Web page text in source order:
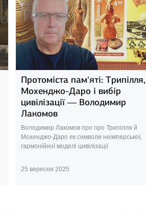
Протоміста пам’яті: Трипілля,
Мохенджо-Даро і вибір
цивілізації — Володимир
Лакомов
Володимир Лакомов про про Трипілля й
Мохенджо-Даро як символи неімперської,
гармонійної моделі цивілізації
25 вересня 2025